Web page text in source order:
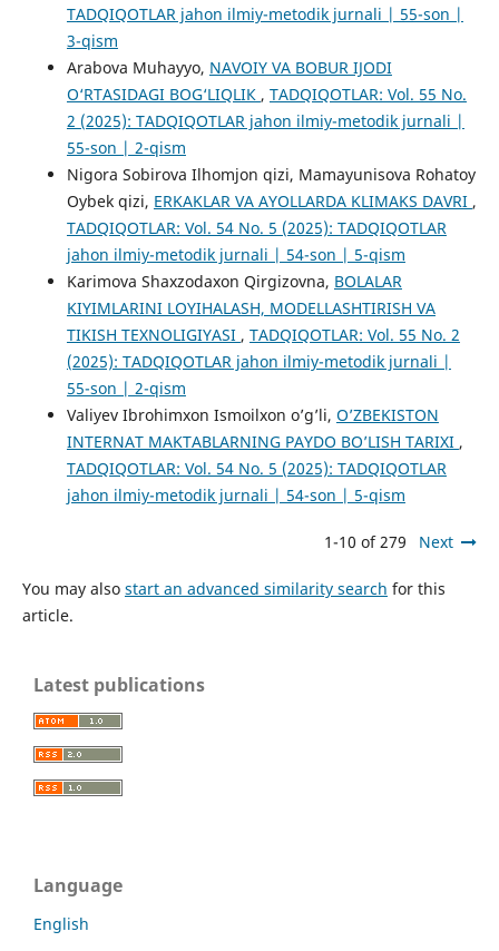
TADQIQOTLAR jahon ilmiy-metodik jurnali | 55-son |
3-qism
Arabova Muhayyo, NAVOIY VA BOBUR IJODI
O‘RTASIDAGI BOG‘LIQLIК , TADQIQOTLAR: Vol. 55 No.
2 (2025): TADQIQOTLAR jahon ilmiy-metodik jurnali |
55-son | 2-qism
Nigora Sobirova Ilhomjon qizi, Mamayunisova Rohatoy
Oybek qizi, ERKAKLAR VA AYOLLARDA KLIMAKS DAVRI ,
TADQIQOTLAR: Vol. 54 No. 5 (2025): TADQIQOTLAR
jahon ilmiy-metodik jurnali | 54-son | 5-qism
Karimova Shaxzodaxon Qirgizovna, BOLALAR
KIYIMLARINI LOYIHALASH, MODELLASHTIRISH VA
TIKISH TEXNOLIGIYASI , TADQIQOTLAR: Vol. 55 No. 2
(2025): TADQIQOTLAR jahon ilmiy-metodik jurnali |
55-son | 2-qism
Valiyev Ibrohimxon Ismoilxon o’g’li, O’ZBEKISTON
INTERNAT MAKTABLARNING PAYDO BO’LISH TARIXI ,
TADQIQOTLAR: Vol. 54 No. 5 (2025): TADQIQOTLAR
jahon ilmiy-metodik jurnali | 54-son | 5-qism
1-10 of 279 Next
You may also start an advanced similarity search for this
article.
Latest publications
Language
English